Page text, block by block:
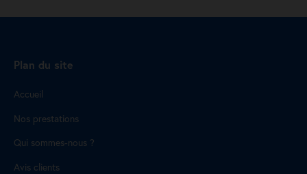
Plan du site
Accueil
Nos prestations
Qui sommes-nous ?
Avis clients